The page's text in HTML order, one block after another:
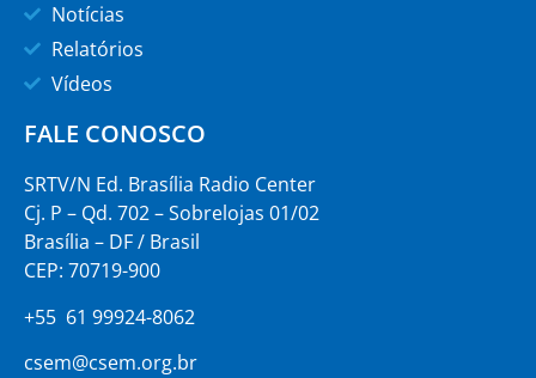
Notícias
Relatórios
Vídeos
FALE CONOSCO
SRTV/N Ed. Brasília Radio Center
Cj. P – Qd. 702 – Sobrelojas 01/02
Brasília – DF / Brasil
CEP: 70719-900
+55 61 99924-8062
csem@csem.org.br